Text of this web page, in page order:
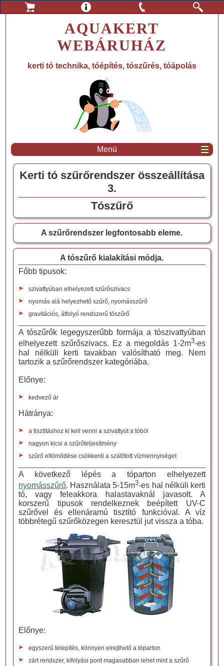
AQUAKERT
WEBÁRUHÁZ
kerti tó technika, tóépítés, tószűrés, tóápolás
Menü
Kerti tó szűrőrendszer összeállítása
3.
Tószűrő
A szűrőrendszer legfontosabb eleme.
A tószűrő kialakítási módja.
Főbb tipusok:
szivattyúban elhelyezett szűrőszivacs
nyomás alá helyezhető szűrő, nyomásszűrő
gravitációs, átfolyó rendszerű tószűrő
A tószűrők legegyszerűbb formája a tószivattyúban
elhelyezett szűrőszivacs. Ez a megoldás 1-2m3-es
hal nélküli kerti tavakban valósítható meg. Nem
tartozik a szűrőrendszer kategóriába.
Előnye:
kedvező ár
Hátránya:
a tisztításhoz ki kell venni a szivattyút a tóból
nagyon kicsi a szűrőteljesítmény
szűrő eltömődése csökkenti a szállított vízmennyiséget
A következő lépés a tóparton elhelyezett
nyomásszűrő. Használata 5-15m3-es hal nélküli kerti
tó, vagy feleakkora halastavaknál javasolt. A
korszerű tipusok rendelkeznek beépített UV-C
szűrővel és ellenáramú tisztító funkcióval. A víz
többrétegű szűrőközegen keresztül jut vissza a tóba.
Előnye:
egyszerű telepítés, könnyen elrejthető a tóparton
zárt rendszer, kifolyási pont magasabban lehet mint a szűrő